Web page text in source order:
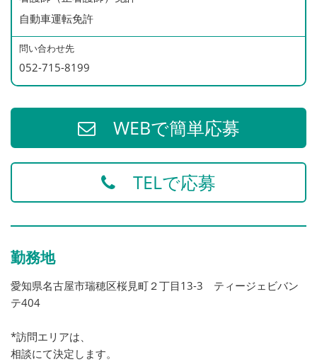
月71件以上 1,500円/1件につき
※1日あたりの訪問件数（平均）：6件
1訪問あたり30分程度、無理なく訪問できています。
◆賞与あり（年１回）昨年度実績2〜3ヶ月
◆退職金制度あり
自動車運転免許
問い合わせ先
052-715-8199
WEBで簡単応募
TELで応募
勤務地
愛知県名古屋市瑞穂区桜見町２丁目13-3 ティージェビバン
テ404
*訪問エリアは、
相談にて決定します。